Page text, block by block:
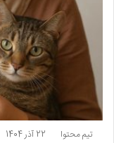
تیم محتوا 22 آذر 1404